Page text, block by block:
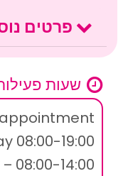
פרטים
שעות
08:00-19:00
08:00-14:00